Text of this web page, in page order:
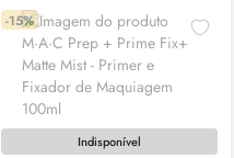
-15%
Indisponível